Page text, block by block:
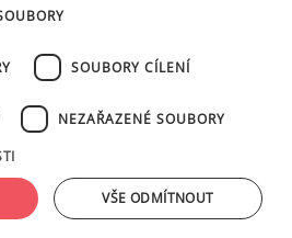
OCHRANY OSOBNÍCH ÚDAJŮ
COOKIES
souhlasu provozovatele zakázáno.
Eva Roverová
SOUBORY CÍLENÍ
NEZAŘAZENÉ SOUBORY
VŠE ODMÍTNOUT